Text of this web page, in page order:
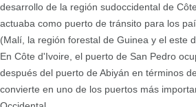
desarrollo de la región sudoccidental de
actuaba como puerto de tránsito para los
(Malí, la región forestal de Guinea y el este
En Côte d'Ivoire, el puerto de San Pedro
después del puerto de Abiyán en términos
convierte en uno de los puertos más